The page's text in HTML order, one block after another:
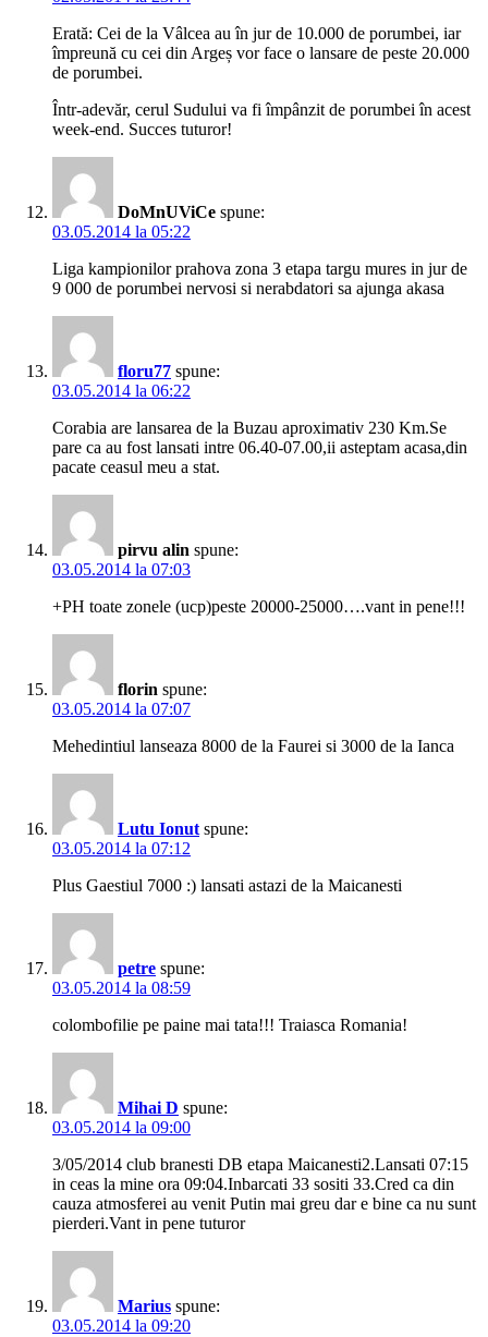
Erată: Cei de la Vâlcea au în jur de 10.000 de porumbei, iar
împreună cu cei din Argeș vor face o lansare de peste 20.000
de porumbei.
Într-adevăr, cerul Sudului va fi împânzit de porumbei în acest
week-end. Succes tuturor!
DoMnUViCe spune:
03.05.2014 la 05:22
Liga kampionilor prahova zona 3 etapa targu mures in jur de
9 000 de porumbei nervosi si nerabdatori sa ajunga akasa
floru77 spune:
03.05.2014 la 06:22
Corabia are lansarea de la Buzau aproximativ 230 Km.Se
pare ca au fost lansati intre 06.40-07.00,ii asteptam acasa,din
pacate ceasul meu a stat.
pirvu alin spune:
03.05.2014 la 07:03
+PH toate zonele (ucp)peste 20000-25000….vant in pene!!!
florin spune:
03.05.2014 la 07:07
Mehedintiul lanseaza 8000 de la Faurei si 3000 de la Ianca
Lutu Ionut spune:
03.05.2014 la 07:12
Plus Gaestiul 7000 :) lansati astazi de la Maicanesti
petre spune:
03.05.2014 la 08:59
colombofilie pe paine mai tata!!! Traiasca Romania!
Mihai D spune:
03.05.2014 la 09:00
3/05/2014 club branesti DB etapa Maicanesti2.Lansati 07:15
in ceas la mine ora 09:04.Inbarcati 33 sositi 33.Cred ca din
cauza atmosferei au venit Putin mai greu dar e bine ca nu sunt
pierderi.Vant in pene tuturor
Marius spune:
03.05.2014 la 09:20